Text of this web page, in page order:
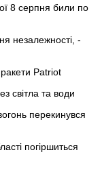
8 серпня били по
незалежності, -
Patriot
світла та води
перекинувся
погіршиться